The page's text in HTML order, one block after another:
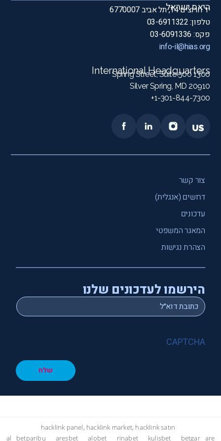
היאס ישראל
יד חרוצים 14, תל אביב 6770007
טלפון: 03-6911322
פקס: 03-6091336
info-il@hias.org
International Headquarters
1300 Spring Street, Suite 500
Silver Spring, MD 20910
1-301-844-7300+
צור קשר
דרושים (אנגלית)
עדכונים
המאגר המשפטי
הצהרת נגישות
הירשמו לעדכונים שלנו
Email
*
CAPTCHA
שלח
hacklink panel, hacklink market, hacklink satın
al
betparibu aresbet alobet rinabet kulisbet betgar are